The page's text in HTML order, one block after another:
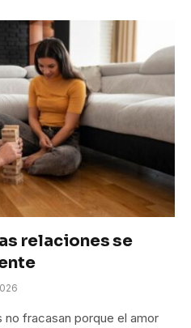
relaciones se
no fracasan porque el amor